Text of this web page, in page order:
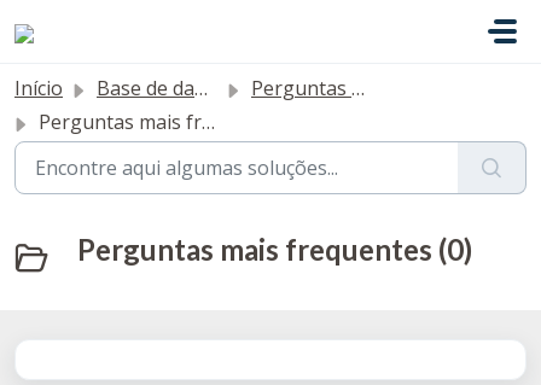
Início Base de dados de conhecimento
Perguntas Frequentes
Perguntas mais frequentes
Perguntas mais frequentes (0)